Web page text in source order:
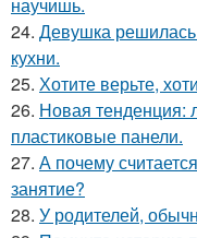
24. Девушка решилась
кухни.
25. Хотите верьте,
26. Новая тенденция:
пластиковые панели.
27. А почему
занятие?
28. У родителей,